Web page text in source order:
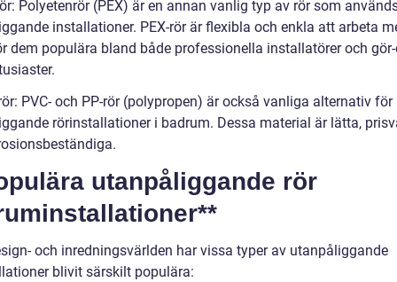
Polyetenrör (PEX) är en annan vanlig typ av rör som
installationer. PEX-rör är flexibla och enkla att arbeta
dem populära bland både professionella installatörer och
PVC- och PP-rör (polypropen) är också vanliga alternativ för
rörinstallationer i badrum. Dessa material är lätta,
utanpåliggande rör
och inredningsvärlden har vissa typer av utanpåliggande
blivit särskilt populära: